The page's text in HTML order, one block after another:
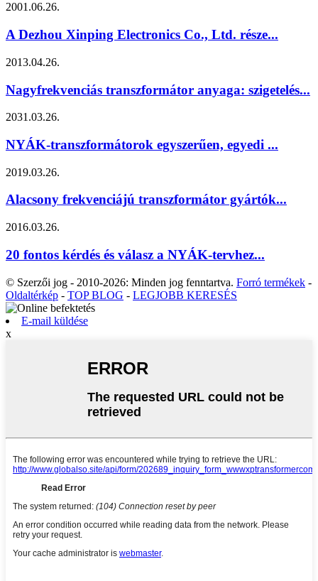
2001.06.26.
A Dezhou Xinping Electronics Co., Ltd. része...
2013.04.26.
Nagyfrekvenciás transzformátor anyaga: szigetelés...
2031.03.26.
NYÁK-transzformátorok egyszerűen, egyedi ...
2019.03.26.
Alacsony frekvenciájú transzformátor gyártók...
2016.03.26.
20 fontos kérdés és válasz a NYÁK-tervhez...
© Szerzői jog - 2010-2026: Minden jog fenntartva. Forró termékek -
Oldaltérkép - TOP BLOG - LEGJOBB KERESÉS
E-mail küldése
x